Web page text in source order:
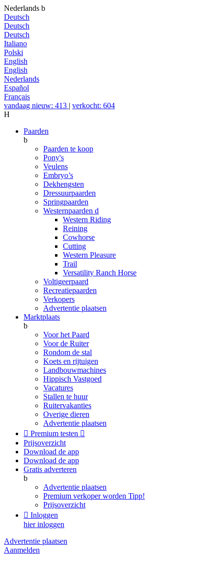
Nederlands b
Deutsch
Deutsch
Deutsch
Italiano
Polski
English
English
Nederlands
Español
Français
vandaag nieuw: 413 | verkocht: 604
H
Paarden
b
Paarden te koop
Pony's
Veulens
Embryo’s
Dekhengsten
Dressuurpaarden
Springpaarden
Westernpaarden d
Western Riding
Reining
Cowhorse
Cutting
Western Pleasure
Trail
Versatility Ranch Horse
Voltigeerpaard
Recreatiepaarden
Verkopers
Advertentie plaatsen
Marktplaats
b
Voor het Paard
Voor de Ruiter
Rondom de stal
Koets en rijtuigen
Landbouwmachines
Hippisch Vastgoed
Vacatures
Stallen te huur
Ruitervakanties
Overige dieren
Advertentie plaatsen
 Premium testen 
Prijsoverzicht
Download de app
Download de app
Gratis adverteren
b
Advertentie plaatsen
Premium verkoper worden Tipp!
Prijsoverzicht
 Inloggen
hier inloggen
Advertentie plaatsen
Aanmelden